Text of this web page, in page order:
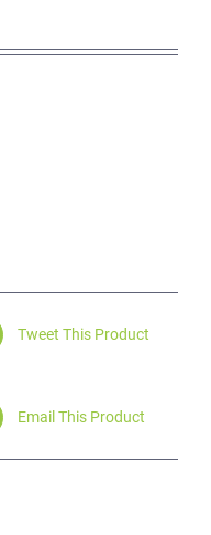
Tweet This Product
Email This Product